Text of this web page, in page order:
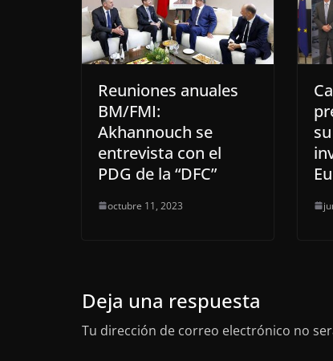
Reuniones anuales
BM/FMI:
Akhannouch se
entrevista con el
PDG de la “DFC”
octubre 11, 2023
Deja una respuesta
Tu dirección de correo electrónico no